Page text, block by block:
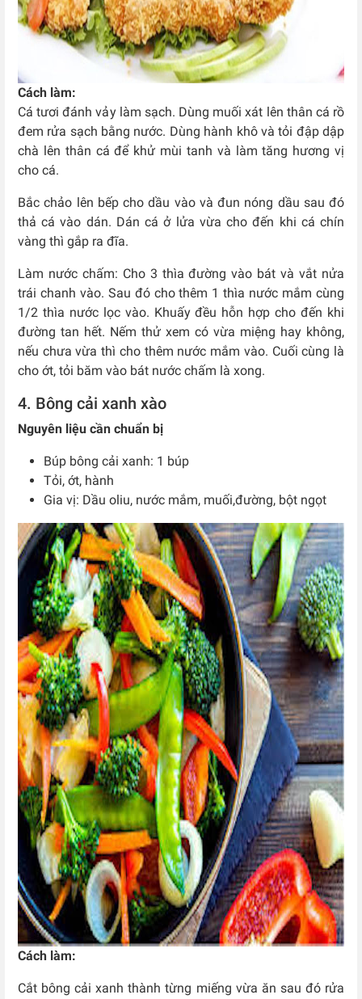
Cách làm:
Cá tươi đánh vảy làm sạch. Dùng muối xát lên thân cá rồ
đem rửa sạch bằng nước. Dùng hành khô và tỏi đập dập
chà lên thân cá để khử mùi tanh và làm tăng hương vị
cho cá.
Bắc chảo lên bếp cho dầu vào và đun nóng dầu sau đó
thả cá vào dán. Dán cá ở lửa vừa cho đến khi cá chín
vàng thì gắp ra đĩa.
Làm nước chấm: Cho 3 thìa đường vào bát và vắt nửa
trái chanh vào. Sau đó cho thêm 1 thìa nước mắm cùng
1/2 thìa nước lọc vào. Khuấy đều hỗn hợp cho đến khi
đường tan hết. Nếm thử xem có vừa miệng hay không,
nếu chưa vừa thì cho thêm nước mắm vào. Cuối cùng là
cho ớt, tỏi băm vào bát nước chấm là xong.
4. Bông cải xanh xào
Nguyên liệu cần chuẩn bị
Búp bông cải xanh: 1 búp
Tỏi, ớt, hành
Gia vị: Dầu oliu, nước mắm, muối,đường, bột ngọt
Cách làm:
Cắt bông cải xanh thành từng miếng vừa ăn sau đó rửa